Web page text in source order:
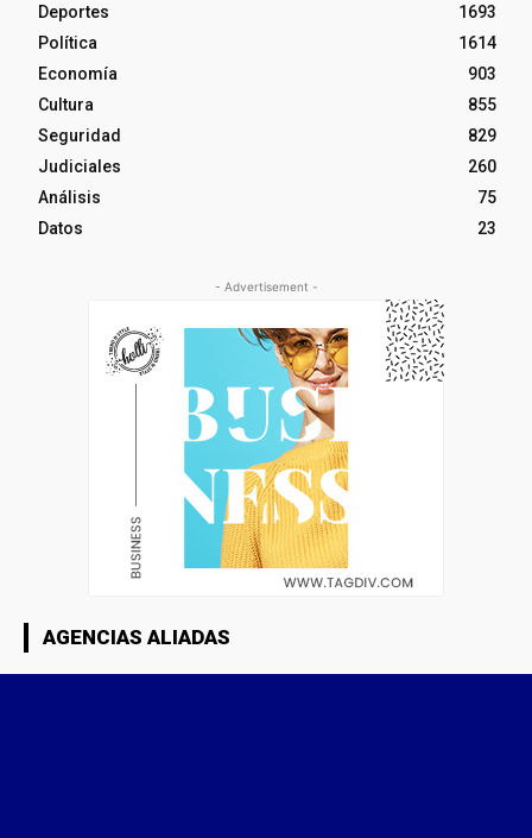
Deportes
1693
Política
1614
Economía
903
Cultura
855
Seguridad
829
Judiciales
260
Análisis
75
Datos
23
- Advertisement -
AGENCIAS ALIADAS